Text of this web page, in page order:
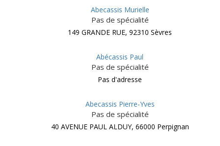
Abecassis Murielle
Pas de spécialité
149 GRANDE RUE, 92310 Sèvres
Abécassis Paul
Pas de spécialité
Pas d'adresse
Abecassis Pierre-Yves
Pas de spécialité
40 AVENUE PAUL ALDUY, 66000 Perpignan